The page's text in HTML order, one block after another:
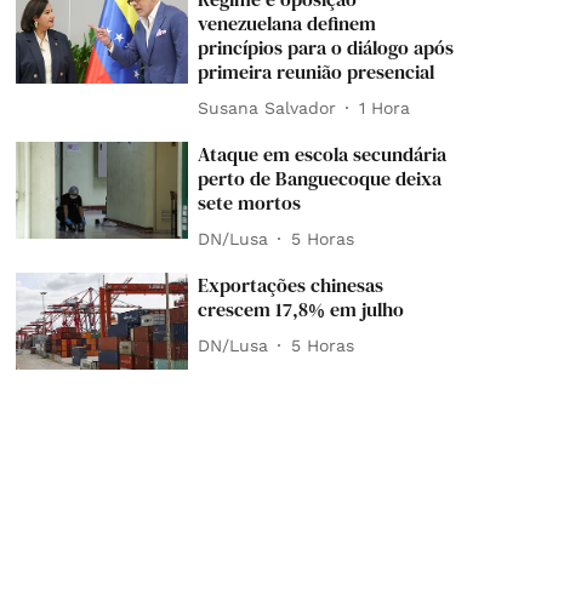
venezuelana definem
princípios para o diálogo após
primeira reunião presencial
Susana Salvador 1 Hora
Ataque em escola secundária
perto de Banguecoque deixa
sete mortos
DN/Lusa 5 Horas
Exportações chinesas
crescem 17,8% em julho
DN/Lusa 5 Horas